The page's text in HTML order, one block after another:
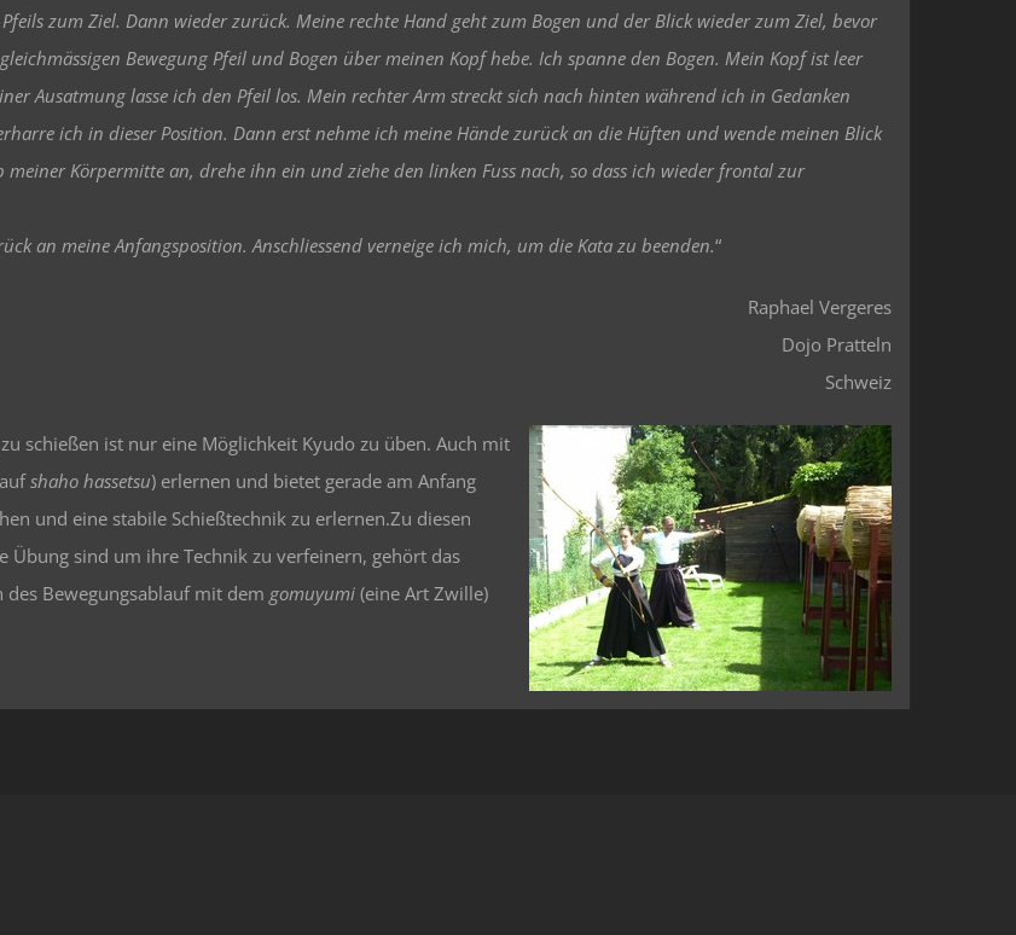
zum Ziel. Dann wieder zurück. Meine rechte Hand geht zum Bogen und der Blick wieder zum Ziel, bevor
Bewegung Pfeil und Bogen über meinen Kopf hebe. Ich spanne den Bogen. Mein Kopf ist leer
Ausatmung lasse ich den Pfeil los. Mein rechter Arm streckt sich nach hinten während ich in Gedanken
ich in dieser Position. Dann erst nehme ich meine Hände zurück an die Hüften und wende meinen Blick
Körpermitte an, drehe ihn ein und ziehe den linken Fuss nach, so dass ich wieder frontal zur
an meine Anfangsposition. Anschliessend verneige ich mich, um die Kata zu beenden.“
Raphael Vergeres
Dojo Pratteln
Schweiz
schießen ist nur eine Möglichkeit Kyudo zu üben. Auch mit
shaho hassetsu) erlernen und bietet gerade am Anfang
und eine stabile Schießtechnik zu erlernen.Zu diesen
sind um ihre Technik zu verfeinern, gehört das
des Bewegungsablauf mit dem gomuyumi (eine Art Zwille)